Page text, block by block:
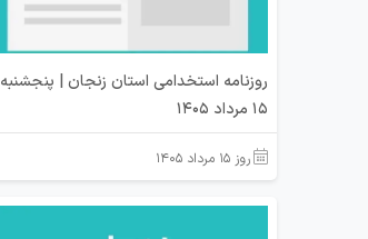
روزنامه استخدامی استان زنجان | پنجشنبه
15 مرداد 1405
روز ۱۵ مرداد ۱۴۰۵